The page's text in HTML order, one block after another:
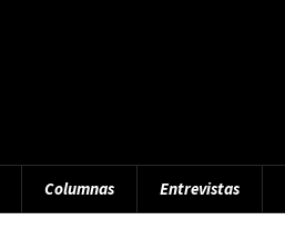
Columnas Entrevistas